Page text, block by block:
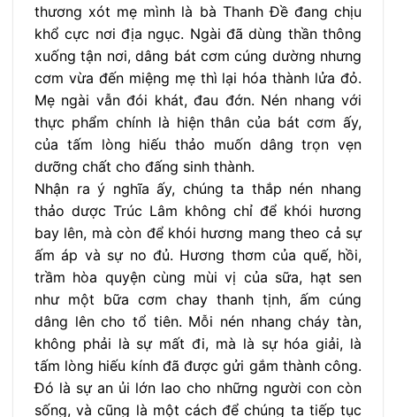
thương xót mẹ mình là bà Thanh Đề đang chịu
khổ cực nơi địa ngục. Ngài đã dùng thần thông
xuống tận nơi, dâng bát cơm cúng dường nhưng
cơm vừa đến miệng mẹ thì lại hóa thành lửa đỏ.
Mẹ ngài vẫn đói khát, đau đớn. Nén nhang với
thực phẩm chính là hiện thân của bát cơm ấy,
của tấm lòng hiếu thảo muốn dâng trọn vẹn
dưỡng chất cho đấng sinh thành.
Nhận ra ý nghĩa ấy, chúng ta thắp nén nhang
thảo dược Trúc Lâm không chỉ để khói hương
bay lên, mà còn để khói hương mang theo cả sự
ấm áp và sự no đủ. Hương thơm của quế, hồi,
trầm hòa quyện cùng mùi vị của sữa, hạt sen
như một bữa cơm chay thanh tịnh, ấm cúng
dâng lên cho tổ tiên. Mỗi nén nhang cháy tàn,
không phải là sự mất đi, mà là sự hóa giải, là
tấm lòng hiếu kính đã được gửi gắm thành công.
Đó là sự an ủi lớn lao cho những người con còn
sống, và cũng là một cách để chúng ta tiếp tục